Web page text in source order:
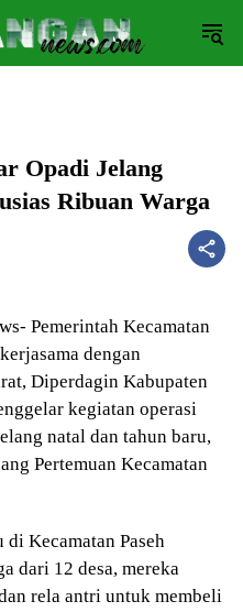
Opadi Jelang
Ribuan Warga
Pemerintah Kecamatan
dengan
Diperdagin Kabupaten
kegiatan operasi
natal dan tahun baru,
Pertemuan Kecamatan
Kecamatan Paseh
dari 12 desa, mereka
rela antri untuk membeli